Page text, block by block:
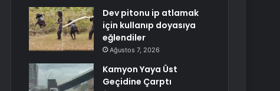
Dev pitonu ip atlamak
için kullanıp doyasıya
eğlendiler
Ağustos 7, 2026
Kamyon Yaya Üst
Geçidine Çarptı